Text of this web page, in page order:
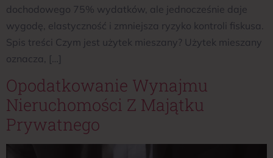
dochodowego 75% wydatków, ale jednocześnie daje
wygodę, elastyczność i zmniejsza ryzyko kontroli fiskusa.
Spis treści Czym jest użytek mieszany? Użytek mieszany
oznacza, […]
Opodatkowanie Wynajmu
Nieruchomości Z Majątku
Prywatnego